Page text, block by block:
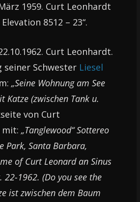
1959. Curt Leonhardt
8512 – 23“.
Curt Leonhardt.
seiner Schwester Liesel
„Seine Wohnung am See
Katze (zwischen Tank u.
von Curt
mit: „Tanglewood“ Sottereo
Park, Santa Barbara,
of Curt Leonard an Sinus
22-1962. (Do you see the
ist zwischen dem Baum